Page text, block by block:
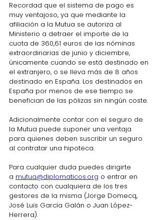
Recordad que el sistema de pago es
muy ventajoso, ya que mediante la
afiliación a la Mutua se autoriza al
Ministerio a detraer el importe de la
cuota de 360,61 euros de las nóminas
extraordinarias de junio y diciembre,
únicamente cuando se está destinado en
el extranjero, o se lleva más de 8 años
destinado en España. Los destinados en
España por menos de ese tiempo se
benefician de las pólizas sin ningún coste.
Adicionalmente contar con el seguro de
la Mutua puede suponer una ventaja
para quienes deben suscribir un seguro
al contratar una hipoteca.
Para cualquier duda puedes dirigirte
a mutua@diplomaticos.org o entrar en
contacto con cualquiera de los tres
gestores de la misma (Jorge Domecq,
José Luis García Galán o Juan López-
Herrera).